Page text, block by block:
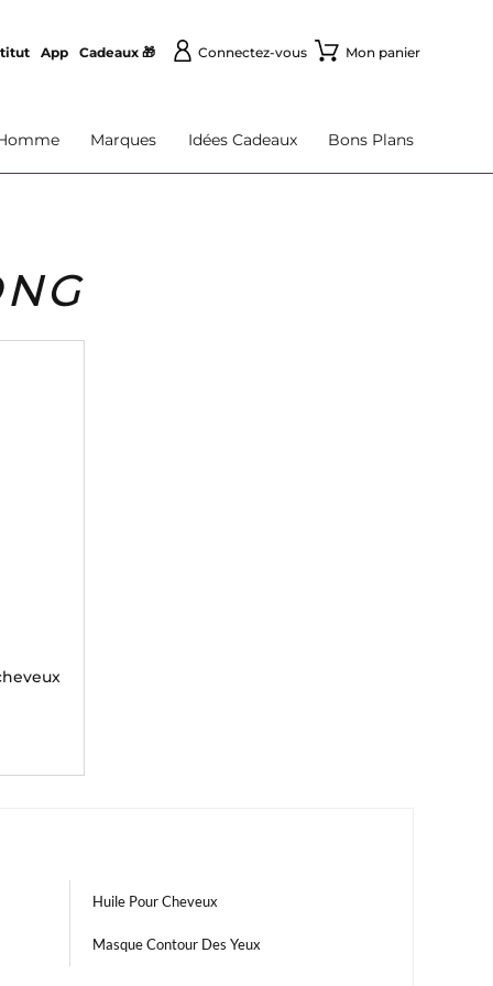
App Cadeaux 🎁 Connectez-vous Mon panier
Marques Idées Cadeaux Bons Plans
Huile Pour Cheveux
Masque Contour Des Yeux